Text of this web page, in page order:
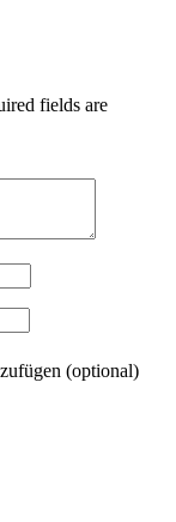
fields are
(optional)